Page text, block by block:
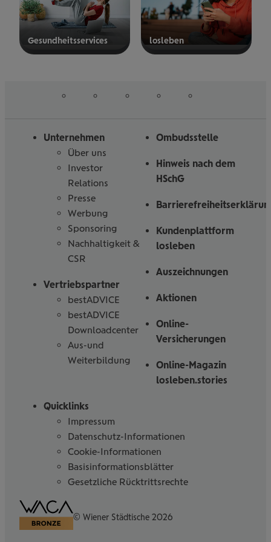
Gesund­heits­ser­vices los­le­ben
Unternehmen
Über uns
Investor
Relations
Presse
Werbung
Sponsoring
Nachhaltigkeit &
CSR
Vertriebspartner
bestADVICE
bestADVICE
Downloadcenter
Aus-und
Weiterbildung
Ombudsstelle
Hinweis nach dem
HSchG
Kundenplattform
losleben
Auszeichnungen
Aktionen
Online-
Versicherungen
Online-Magazin
losleben.stories
Quicklinks
Impressum
Datenschutz-Informationen
Cookie-Informationen
Basisinformationsblätter
Gesetzliche Rücktrittsrechte
uns
Barrierefreiheitserklärung
© Wiener Städtische 2026